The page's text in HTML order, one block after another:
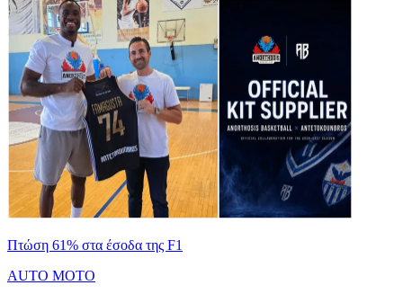
Πτώση 61% στα έσοδα της F1
AUTO MOTO